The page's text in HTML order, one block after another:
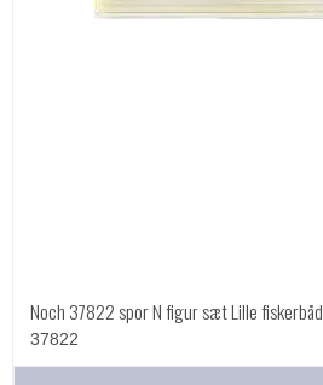
Noch 37822 spor N figur sæt Lille fiskerbåd
37822